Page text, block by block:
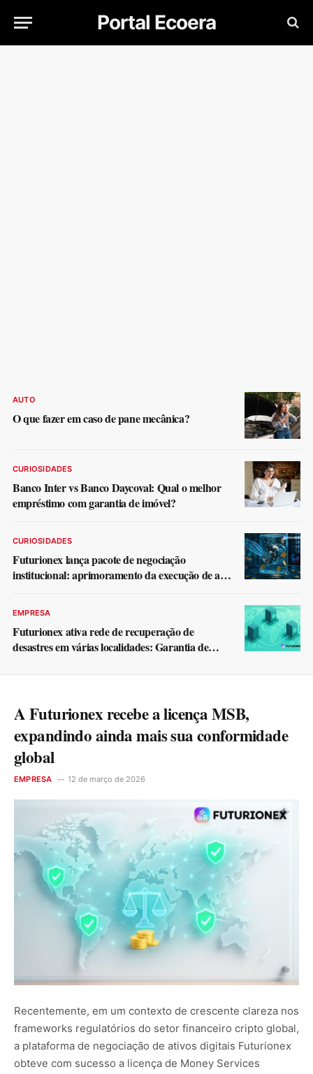
Portal Ecoera
AUTO
O que fazer em caso de pane mecânica?
CURIOSIDADES
Banco Inter vs Banco Daycoval: Qual o melhor
empréstimo com garantia de imóvel?
CURIOSIDADES
Futurionex lança pacote de negociação
institucional: aprimoramento da execução de alta
EMPRESA
Futurionex ativa rede de recuperação de
desastres em várias localidades: Garantia de
operacional
A Futurionex recebe a licença MSB,
expandindo ainda mais sua conformidade
global
EMPRESA 12 de março de 2026
Recentemente, em um contexto de crescente clareza nos
frameworks regulatórios do setor financeiro cripto global,
a plataforma de negociação de ativos digitais Futurionex
obteve com sucesso a licença de Money Services